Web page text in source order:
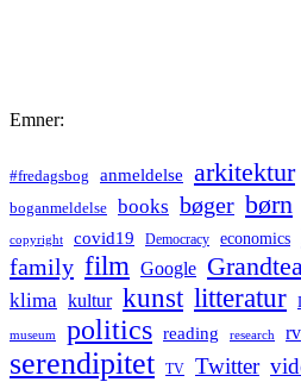
Emner:
#fredagsbog anmeldelse arkitektur
boganmeldelse books bøger børn
copyright covid19 Democracy economics
family film Google
klima kultur kunst litteratur
museum politics reading research rv
serendipitet TV Twitter